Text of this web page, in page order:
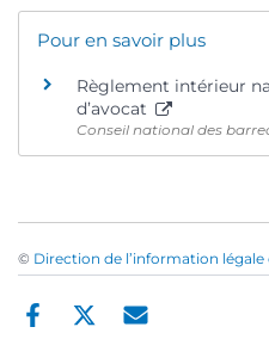
Pour en savoir plus
Règlement intérieur
d’avocat
Conseil national des
© Direction de l’information